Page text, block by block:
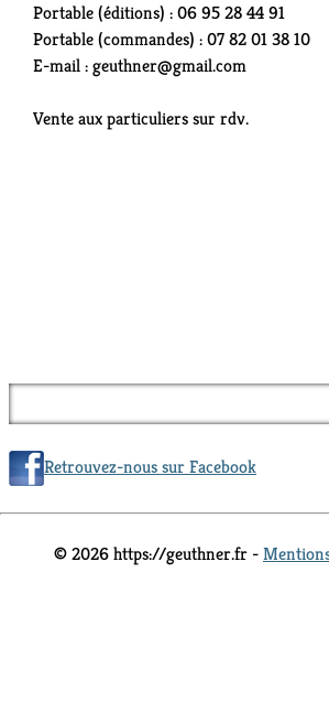
Portable (éditions) : 06 95 28 44 91
Portable (commandes) : 07 82 01 38 10
E-mail : geuthner@gmail.com
Vente aux particuliers sur rdv.
Retrouvez-nous sur Facebook
© 2026 https://geuthner.fr -